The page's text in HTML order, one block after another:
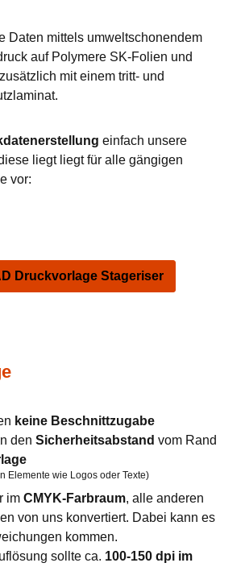
Daten mittels umweltschonendem
auf Polymere SK-Folien und
mit einem tritt- und
einfach unsere
liegt liegt für alle gängigen
vor:
Druckvorlage Stageriser
keine Beschnittzugabe
den Sicherheitsabstand vom Rand
Elemente wie Logos oder Texte)
im CMYK-Farbraum, alle anderen
von uns konvertiert. Dabei kann es
kommen.
sollte ca. 100-150 dpi im